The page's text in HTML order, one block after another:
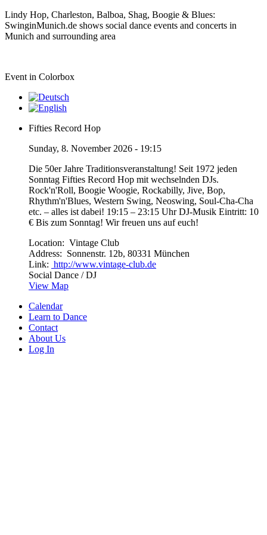
Lindy Hop, Charleston, Balboa, Shag, Boogie & Blues:
SwinginMunich.de shows social dance events and concerts in
Munich and surrounding area
Event in Colorbox
Fifties Record Hop
Sunday, 8. November 2026 - 19:15
Die 50er Jahre Traditionsveranstaltung! Seit 1972 jeden
Sonntag Fifties Record Hop mit wechselnden DJs.
Rock'n'Roll, Boogie Woogie, Rockabilly, Jive, Bop,
Rhythm'n'Blues, Western Swing, Neoswing, Soul-Cha-Cha
etc. – alles ist dabei! 19:15 – 23:15 Uhr DJ-Musik Eintritt: 10
€ Bis zum Sonntag! Wir freuen uns auf euch!
Location: Vintage Club
Address: Sonnenstr. 12b, 80331 München
Link: http://www.vintage-club.de
Social Dance / DJ
View Map
Calendar
Learn to Dance
Contact
About Us
Log In